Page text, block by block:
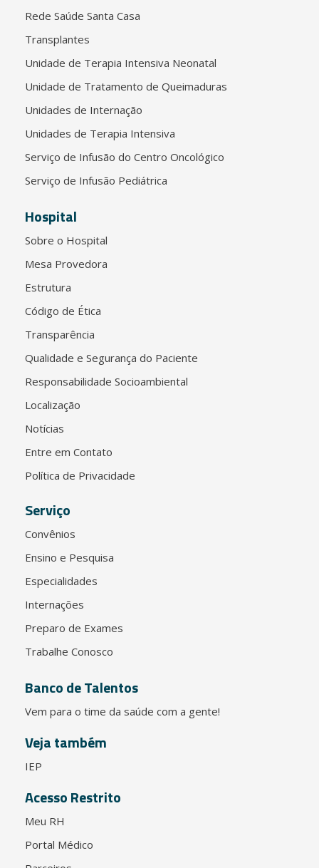
Rede Saúde Santa Casa
Transplantes
Unidade de Terapia Intensiva Neonatal
Unidade de Tratamento de Queimaduras
Unidades de Internação
Unidades de Terapia Intensiva
Serviço de Infusão do Centro Oncológico
Serviço de Infusão Pediátrica
Hospital
Sobre o Hospital
Mesa Provedora
Estrutura
Código de Ética
Transparência
Qualidade e Segurança do Paciente
Responsabilidade Socioambiental
Localização
Notícias
Entre em Contato
Política de Privacidade
Serviço
Convênios
Ensino e Pesquisa
Especialidades
Internações
Preparo de Exames
Trabalhe Conosco
Banco de Talentos
Vem para o time da saúde com a gente!
Veja também
IEP
Acesso Restrito
Meu RH
Portal Médico